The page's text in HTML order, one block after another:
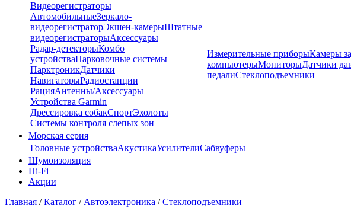
Видеорегистраторы
АвтомобильныеЗеркало-
видеорегистраторЭкшен-камерыШтатные
видеорегистраторыАксессуары
Радар-детекторыКомбо
устройстваПарковочные системы
ПарктроникДатчики
НавигаторыРадиостанции
РацияАнтенны/Аксессуары
Устройства Garmin
Дрессировка собакСпортЭхолоты
Системы контроля слепых зон
Измерительные приборыКамеры
компьютерыМониторыДатчики
педалиСтеклоподъемники
Морская серия
Головные устройстваАкустикаУсилителиСабвуферы
Шумоизоляция
Hi-Fi
Акции
Главная /Каталог / Автоэлектроника /Стеклоподъемники